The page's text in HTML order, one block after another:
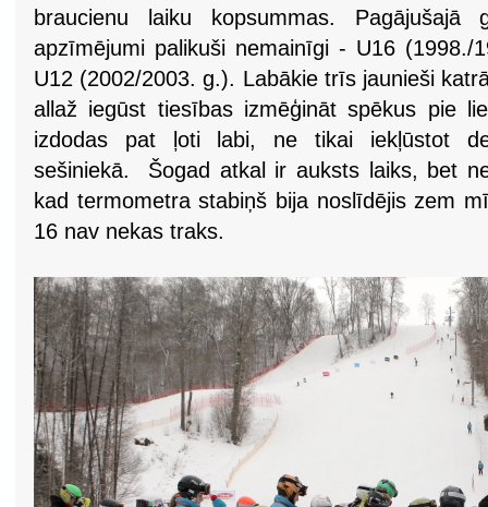
braucienu laiku kopsummas. Pagājušajā
apzīmējumi palikuši nemainīgi - U16 (1998./
U12 (2002/2003. g.). Labākie trīs jaunieši
allaž iegūst tiesības izmēģināt spēkus pie
izdodas pat ļoti labi, ne tikai iekļūstot
sešiniekā. Šogad atkal ir auksts laiks, bet
kad termometra stabiņš bija noslīdējis zem
16 nav nekas traks.